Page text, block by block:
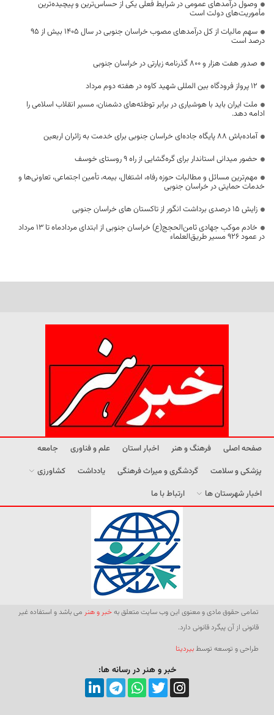
وصول درآمدهای عمومی در شرایط فعلی یکی از حساس‌ترین و پیچیده‌ترین
مأموریت‌های دولت است
سهم مالیات از کل درآمدهای مصوب خراسان جنوبی در سال ۱۴۰۵ بیش از ۹۵
درصد است
صدور هفت هزار و ۸۰۰ گذرنامه زیارتی در خراسان جنوبی
۱۲ پرواز فرودگاه بین المللی شهید کاوه در هفته دوم مرداد
ملت ایران باید با هوشیاری در برابر توطئه‌های دشمنان، مسیر انقلاب اسلامی را
ادامه دهد.
آماده‌باش ۸۸ پایگاه جاده‌ای خراسان جنوبی برای خدمت به زائران اربعین
حضور میدانی استاندار برای گره‌گشایی از راه ۹ روستای خوسف
مهم‌ترین مسائل و مطالبات حوزه رفاه، اشتغال، بیمه، تأمین اجتماعی، تعاونی‌ها و
خدمات حمایتی در خراسان جنوبی
زایش ۱۵ درصدی برداشت انگور از تاکستان های خراسان جنوبی
خادم موکب جهادی ثامن‌الحجج(ع) خراسان جنوبی از ابتدای مردادماه تا ۱۳ مرداد
در عمود ۹۲۶ مسیر طریق‌العلماء
صفحه اصلی فرهنگ و هنر اخبار استان علم و فناوری
جامعه
پزشکی و سلامت
گردشگری و میراث فرهنگی یادداشت
کشاورزی
اخبار شهرستان ها
ارتباط با ما
تمامی حقوق مادی و معنوی این وب سایت متعلق بهخبر و هنر می باشد و استفاده غیر
قانونی از آن پیگرد قانونی دارد.
طراحی و توسعه توسطبیردیتا
خبر و هنر در رسانه ها: